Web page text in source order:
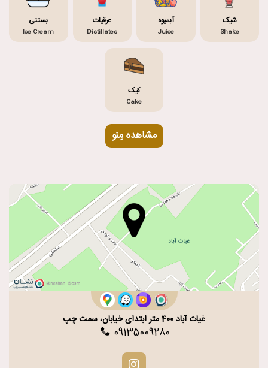
شیک
Shake
آبمیوه
Juice
عرقیات
Distillates
بستنی
Ice Cream
کیک
Cake
مشاهده مِنو
غیاث آباد 400 متر ابتدای خیابان، سمت چپ
09135009280